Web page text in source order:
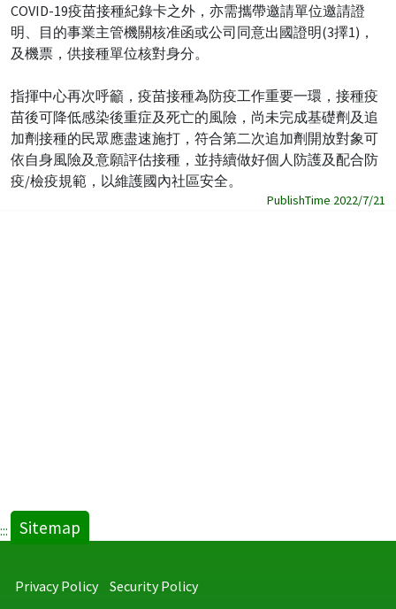
COVID-19疫苗接種紀錄卡之外，亦需攜帶邀請單位邀請證
明、目的事業主管機關核准函或公司同意出國證明(3擇1)，
及機票，供接種單位核對身分。
指揮中心再次呼籲，疫苗接種為防疫工作重要一環，接種疫
苗後可降低感染後重症及死亡的風險，尚未完成基礎劑及追
加劑接種的民眾應盡速施打，符合第二次追加劑開放對象可
依自身風險及意願評估接種，並持續做好個人防護及配合防
疫/檢疫規範，以維護國內社區安全。
PublishTime 2022/7/21
::: Sitemap
Privacy Policy
Security Policy